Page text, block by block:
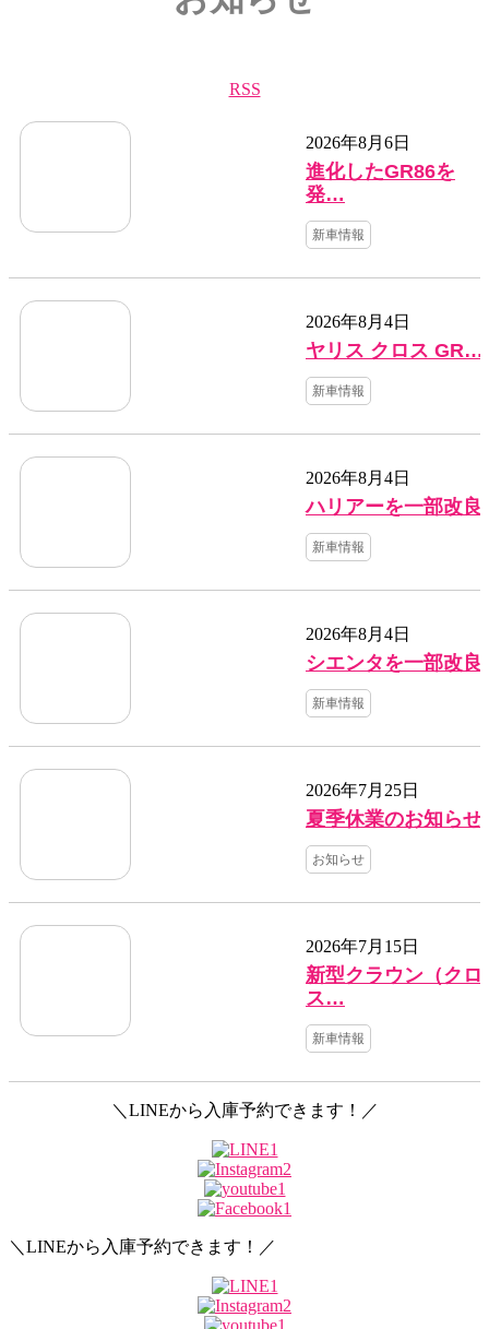
RSS
2026年8月6日
進化したGR86を
発…
新車情報
2026年8月4日
ヤリス クロス GR…
新車情報
2026年8月4日
ハリアーを一部改良
新車情報
2026年8月4日
シエンタを一部改良
新車情報
2026年7月25日
夏季休業のお知らせ
お知らせ
2026年7月15日
新型クラウン（クロ
ス…
新車情報
＼LINEから入庫予約できます！／
＼LINEから入庫予約できます！／